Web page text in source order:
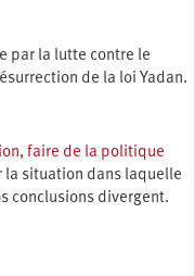
par la lutte contre le
de la loi Yadan.
faire de la politique
la situation dans laquelle
conclusions divergent.